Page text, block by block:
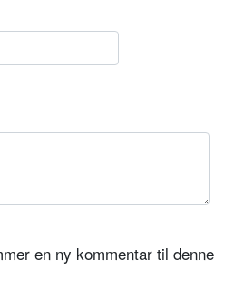
en ny kommentar til denne